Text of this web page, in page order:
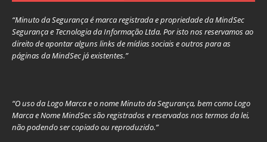
“Minuto da Segurança é marca registrada e propriedade da MindSec
Segurança e Tecnologia da Informação Ltda. Por isto nos reservamos ao
direito de apontar alguns links de mídias sociais e outros para as
páginas da MindSec já existentes.”
“O uso da Logo Marca e o nome Minuto da Segurança, bem como Logo
Marca e Nome MindSec são registrados e reservados nos termos da lei,
não podendo ser copiado ou reproduzido.”